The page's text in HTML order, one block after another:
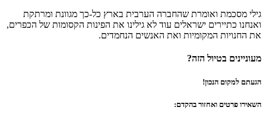
גילי מסכמת ואומרת שהחברה הערבית בארץ כל-כך מגוונת ומרתקת
ואנחנו כתיירים ישראלים עוד לא גילינו את הפינות הקסומות של הכפרים,
את החנויות המקומיות ואת האנשים הנחמדים.
מעוניינים בטיול הזה?
הגעתם למקום הנכון!
השאירו פרטים ואחזור בהקדם: